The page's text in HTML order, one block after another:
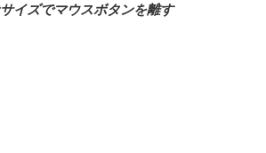
イズでマウスボタンを離す